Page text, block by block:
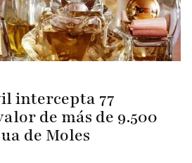
intercepta 77
de más de 9.500
de Moles